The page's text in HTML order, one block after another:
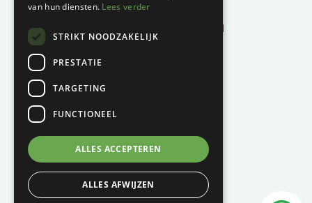
Levertijd en kosten
Herroepingsrecht & bedenktijd
KVK:01124270
BTW:NL001447694B61
06 – 121 815 49
van hun diensten. Lees verder
STRIKT NOODZAKELIJK
PRESTATIE
TARGETING
FUNCTIONEEL
ALLES ACCEPTEREN
ALLES AFWIJZEN